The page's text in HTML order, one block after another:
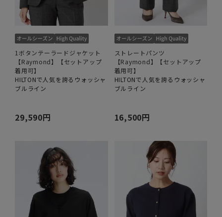
1ボタンテーラードジャケット
【Raymond】【セットアップ
着用可】
HILTONで人気を誇るウォッシャ
ブルライン
29,590円
ストレートパンツ
【Raymond】【セットアップ
着用可】
HILTONで人気を誇るウォッシャ
ブルライン
16,500円